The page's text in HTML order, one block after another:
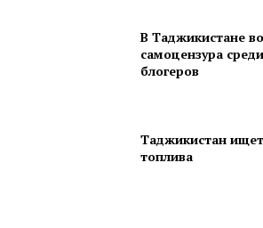
В Таджикистане
самоцензура
блогеров
Таджикистан
топлива